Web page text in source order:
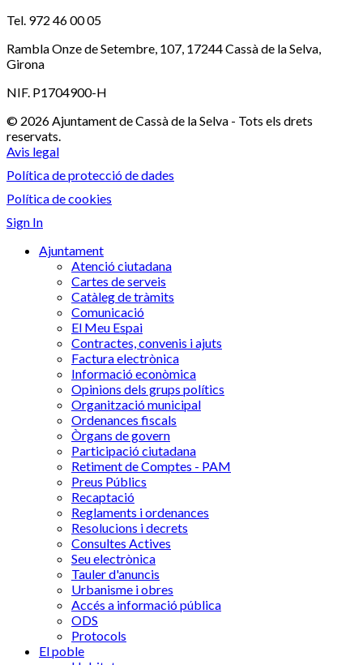
Tel. 972 46 00 05
Rambla Onze de Setembre, 107, 17244 Cassà de la Selva,
Girona
NIF. P1704900-H
© 2026 Ajuntament de Cassà de la Selva - Tots els drets
reservats.
Avis legal
Política de protecció de dades
Política de cookies
Sign In
Ajuntament
Atenció ciutadana
Cartes de serveis
Catàleg de tràmits
Comunicació
El Meu Espai
Contractes, convenis i ajuts
Factura electrònica
Informació econòmica
Opinions dels grups polítics
Organització municipal
Ordenances fiscals
Òrgans de govern
Participació ciutadana
Retiment de Comptes - PAM
Preus Públics
Recaptació
Reglaments i ordenances
Resolucions i decrets
Consultes Actives
Seu electrònica
Tauler d'anuncis
Urbanisme i obres
Accés a informació pública
ODS
Protocols
El poble